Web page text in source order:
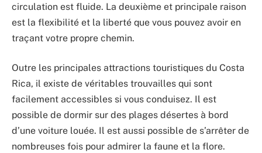
circulation est fluide. La deuxième et principale raison
est la flexibilité et la liberté que vous pouvez avoir en
traçant votre propre chemin.
Outre les principales attractions touristiques du Costa
Rica, il existe de véritables trouvailles qui sont
facilement accessibles si vous conduisez. Il est
possible de dormir sur des plages désertes à bord
d’une voiture louée. Il est aussi possible de s’arrêter de
nombreuses fois pour admirer la faune et la flore.